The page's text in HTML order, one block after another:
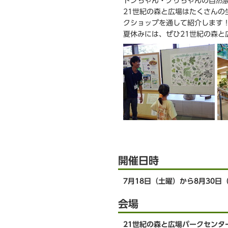
か
ら
21世紀の森と広場はたくさんの
クショップを通して紹介します
夏休みには、ぜひ21世紀の森と
開催日時
7月18日（土曜）から8月30日
会場
21世紀の森と広場パークセンタ